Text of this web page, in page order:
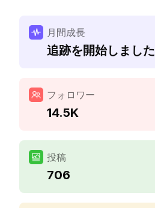
月間成長
追跡を開始しました
フォロワー
14.5K
投稿
706